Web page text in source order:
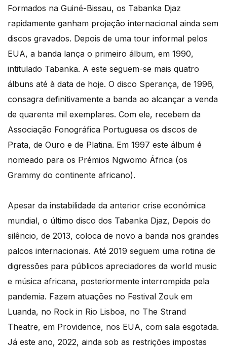
Formados na Guiné-Bissau, os Tabanka Djaz
rapidamente ganham projeção internacional ainda sem
discos gravados. Depois de uma tour informal pelos
EUA, a banda lança o primeiro álbum, em 1990,
intitulado Tabanka. A este seguem-se mais quatro
álbuns até à data de hoje. O disco Sperança, de 1996,
consagra definitivamente a banda ao alcançar a venda
de quarenta mil exemplares. Com ele, recebem da
Associação Fonográfica Portuguesa os discos de
Prata, de Ouro e de Platina. Em 1997 este álbum é
nomeado para os Prémios Ngwomo África (os
Grammy do continente africano).
Apesar da instabilidade da anterior crise económica
mundial, o último disco dos Tabanka Djaz, Depois do
silêncio, de 2013, coloca de novo a banda nos grandes
palcos internacionais. Até 2019 seguem uma rotina de
digressões para públicos apreciadores da world music
e música africana, posteriormente interrompida pela
pandemia. Fazem atuações no Festival Zouk em
Luanda, no Rock in Rio Lisboa, no The Strand
Theatre, em Providence, nos EUA, com sala esgotada.
Já este ano, 2022, ainda sob as restrições impostas